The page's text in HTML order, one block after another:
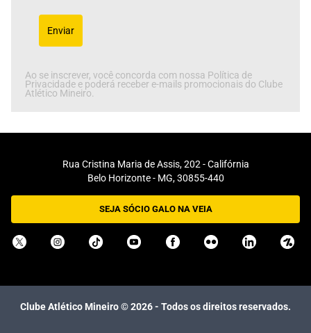
Enviar
Ao se inscrever, você concorda com nossa Política de
Privacidade e poderá receber e-mails promocionais do Clube
Atlético Mineiro.
Rua Cristina Maria de Assis, 202 - Califórnia
Belo Horizonte - MG, 30855-440
SEJA SÓCIO GALO NA VEIA
Clube Atlético Mineiro ©2026- Todos os direitos reservados.